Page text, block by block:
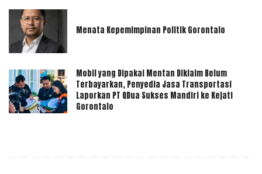
Menata Kepemimpinan Politik Gorontalo
Mobil yang Dipakai Mentan Diklaim Belum
Terbayarkan, Penyedia Jasa Transportasi
Laporkan PT QDua Sukses Mandiri ke Kejati
Gorontalo